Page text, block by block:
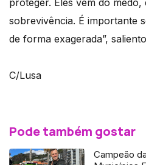
proteger. Eles vêm do
sobrevivência. É importante
de forma exagerada”,
C/Lusa
Pode também gostar
Campeão